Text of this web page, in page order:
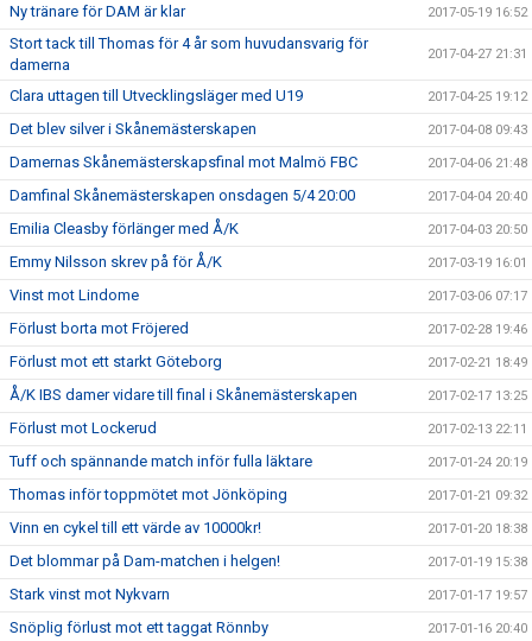
Ny tränare för DAM är klar 2017-05-19 16:52
Stort tack till Thomas för 4 år som huvudansvarig för
damerna
2017-04-27 21:31
Clara uttagen till Utvecklingsläger med U19 2017-04-25 19:12
Det blev silver i Skånemästerskapen 2017-04-08 09:43
Damernas Skånemästerskapsfinal mot Malmö FBC 2017-04-06 21:48
Damfinal Skånemästerskapen onsdagen 5/4 20:00 2017-04-04 20:40
Emilia Cleasby förlänger med Å/K 2017-04-03 20:50
Emmy Nilsson skrev på för Å/K 2017-03-19 16:01
Vinst mot Lindome 2017-03-06 07:17
Förlust borta mot Fröjered 2017-02-28 19:46
Förlust mot ett starkt Göteborg 2017-02-21 18:49
Å/K IBS damer vidare till final i Skånemästerskapen 2017-02-17 13:25
Förlust mot Lockerud 2017-02-13 22:11
Tuff och spännande match inför fulla läktare 2017-01-24 20:19
Thomas inför toppmötet mot Jönköping 2017-01-21 09:32
Vinn en cykel till ett värde av 10000kr! 2017-01-20 18:38
Det blommar på Dam-matchen i helgen! 2017-01-19 15:38
Stark vinst mot Nykvarn 2017-01-17 19:57
Snöplig förlust mot ett taggat Rönnby 2017-01-16 20:40